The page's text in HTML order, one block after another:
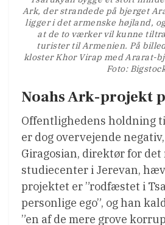
Ark, der strandede på bjerget
ligger i det armenske højland,
at de to værker vil kunne
turister til Armenien. På
kloster Khor Virap med Ararat-
Foto:
Noahs Ark-projekt
Offentlighedens holdning
er dog overvejende
Giragosian, direktør for det
studiecenter i Jerevan,
projektet er ”rodfæstet i
personlige ego”, og han
”en af ​​de mere grove